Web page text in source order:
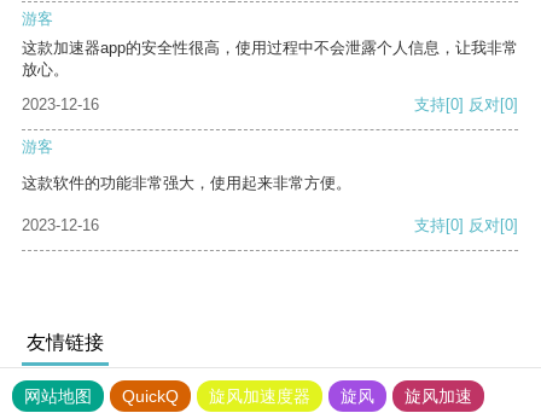
游客
这款加速器app的安全性很高，使用过程中不会泄露个人信息，让我非常
放心。
2023-12-16
支持[0] 反对[0]
游客
这款软件的功能非常强大，使用起来非常方便。
2023-12-16 支持[0] 反对[0]
友情链接
网站地图 QuickQ 旋风加速度器 旋风
旋风加速